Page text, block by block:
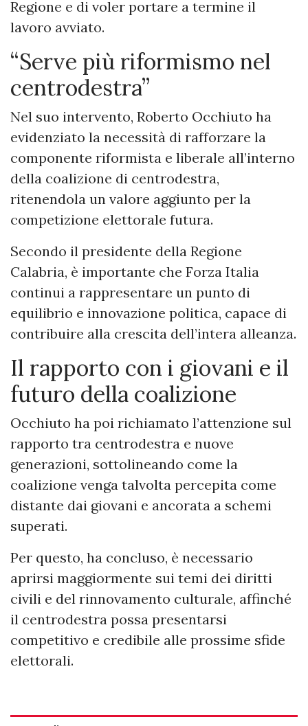
Regione e di voler portare a termine il
lavoro avviato.
“Serve più riformismo nel
centrodestra”
Nel suo intervento, Roberto Occhiuto ha
evidenziato la necessità di rafforzare la
componente riformista e liberale all’interno
della coalizione di centrodestra,
ritenendola un valore aggiunto per la
competizione elettorale futura.
Secondo il presidente della Regione
Calabria, è importante che Forza Italia
continui a rappresentare un punto di
equilibrio e innovazione politica, capace di
contribuire alla crescita dell’intera alleanza.
Il rapporto con i giovani e il
futuro della coalizione
Occhiuto ha poi richiamato l’attenzione sul
rapporto tra centrodestra e nuove
generazioni, sottolineando come la
coalizione venga talvolta percepita come
distante dai giovani e ancorata a schemi
superati.
Per questo, ha concluso, è necessario
aprirsi maggiormente sui temi dei diritti
civili e del rinnovamento culturale, affinché
il centrodestra possa presentarsi
competitivo e credibile alle prossime sfide
elettorali.